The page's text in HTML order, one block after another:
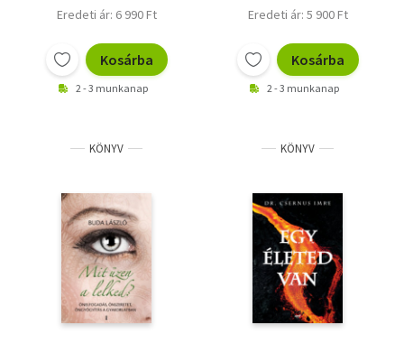
Eredeti ár: 6 990 Ft
Kosárba
2 - 3 munkanap
Eredeti ár: 5 900 Ft
Kosárba
2 - 3 munkanap
KÖNYV KÖNYV